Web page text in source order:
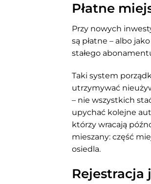
Płatne
Przy nowych
są płatne – albo
stałego
Taki system
utrzymywać
– nie wszystkich
upychać kolejne
którzy wracają
mieszany: część
osiedla.
Rejestracja